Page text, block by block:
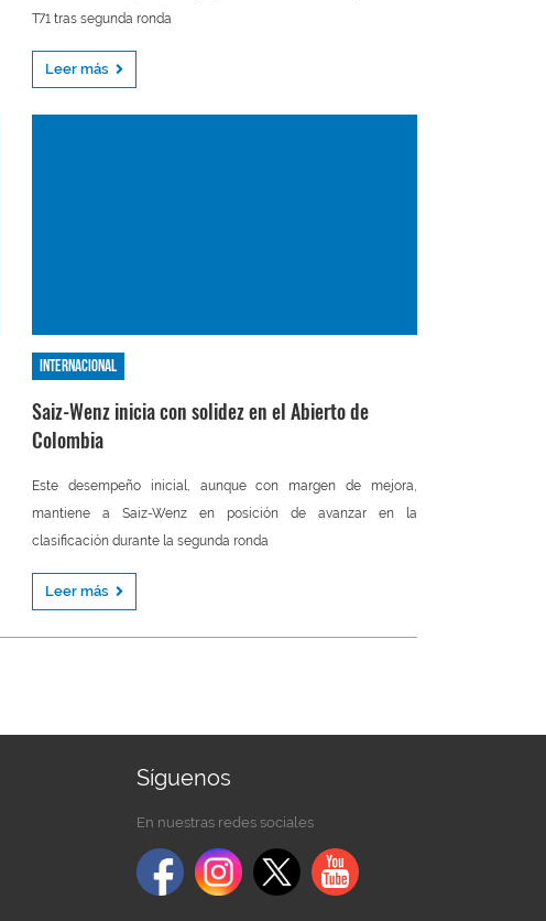
T71 tras segunda ronda
Leer más
Internacional
Saiz-Wenz inicia con solidez en el Abierto de
Colombia
Este desempeño inicial, aunque con margen de mejora,
mantiene a Saiz-Wenz en posición de avanzar en la
clasificación durante la segunda ronda
Leer más
Síguenos
En nuestras redes sociales